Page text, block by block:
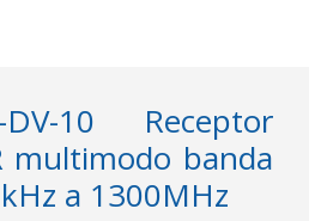
10 Receptor
multimodo banda
a 1300MHz